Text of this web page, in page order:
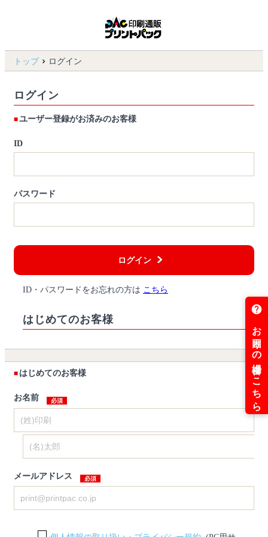
トップ ログイン
ログイン
ユーザー登録がお済みのお客様
ID
パスワード
ログイン
ID・パスワードをお忘れの方は こちら
はじめてのお客様
はじめてのお客様
お名前
メールアドレス